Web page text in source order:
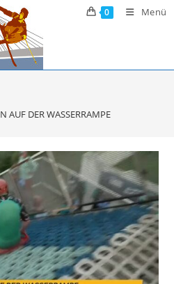
0 Menü
AUF DER WASSERRAMPE